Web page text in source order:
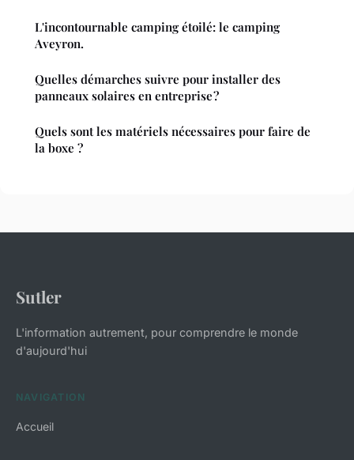
L'incontournable camping étoilé: le camping
Aveyron.
Quelles démarches suivre pour installer des
panneaux solaires en entreprise ?
Quels sont les matériels nécessaires pour faire de
la boxe ?
Sutler
L'information autrement, pour comprendre le monde
d'aujourd'hui
NAVIGATION
Accueil